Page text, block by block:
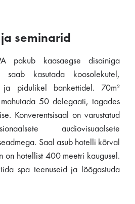
seminarid
pakub kaasaegse disainiga
saab kasutada koosolekutel,
ja pidulikel bankettidel. 70m²
50 delegaati, tagades
Konverentsisaal on varustatud
audiovisuaalsete
Saal asub hotelli kõrval
on hotellist 400 meetri kaugusel.
spa teenuseid ja lõõgastuda